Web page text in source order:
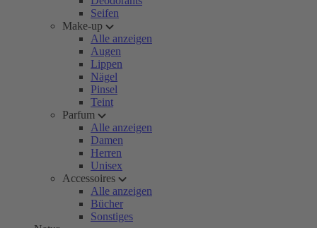
Seifen
Make-up
Alle anzeigen
Augen
Lippen
Nägel
Pinsel
Teint
Parfum
Alle anzeigen
Damen
Herren
Unisex
Accessoires
Alle anzeigen
Bücher
Sonstiges